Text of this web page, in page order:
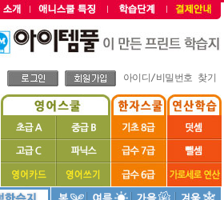
아이디/비밀번호 찾기